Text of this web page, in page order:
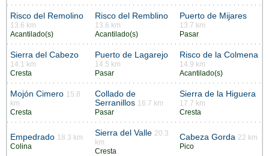
Risco del Remolino
13.6 km
Acantilado(s)
Risco del Remblino
13.6 km
Acantilado(s)
Puerto de Mijares
13.7 km
Pasar
Sierra del Cabezo
14.1 km
Cresta
Puerto de Lagarejo
14.5 km
Pasar
Risco de la Colmena
14.9 km
Acantilado(s)
Mojón Cimero 15.8
km
Cresta
Collado de
Serranillos 16.7 km
Pasar
Sierra de la Higuera
17.7 km
Cresta
Empedrado 18.3 km
Colina
Sierra del Valle 20.3
km
Cresta
Cabeza Gorda 22 km
Pico